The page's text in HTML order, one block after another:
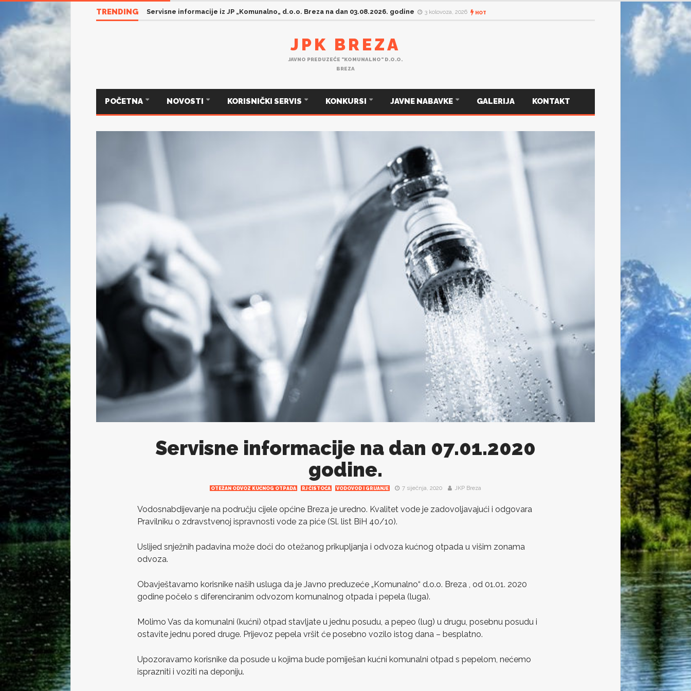
TRENDING Servisne informacije iz JP „Komunalno„ d.o.o. Breza na dan 03.08.2026. godine 3 kolovoza, 2026 HOT
JPK BREZA
JAVNO PREDUZEĆE "KOMUNALNO" D.O.O.
BREZA
POČETNA NOVOSTI KORISNIČKI SERVIS KONKURSI JAVNE NABAVKE GALERIJA KONTAKT
Servisne informacije na dan 07.01.2020
godine.
OTEŽAN ODVOZ KUĆNOG OTPADA RJ ČISTOĆA VODOVOD I GRIJANJE 7 siječnja, 2020 JKP Breza
Vodosnabdijevanje na području cijele općine Breza je uredno. Kvalitet vode je zadovoljavajući i odgovara
Pravilniku o zdravstvenoj ispravnosti vode za piće (Sl. list BiH 40/10).
Uslijed snježnih padavina može doći do otežanog prikupljanja i odvoza kućnog otpada u višim zonama
odvoza.
Obavještavamo korisnike naših usluga da je Javno preduzeće „Komunalno“ d.o.o. Breza , od 01.01. 2020
godine počelo s diferenciranim odvozom komunalnog otpada i pepela (luga).
Molimo Vas da komunalni (kućni) otpad stavljate u jednu posudu, a pepeo (lug) u drugu, posebnu posudu i
ostavite jednu pored druge. Prijevoz pepela vršit će posebno vozilo istog dana – besplatno.
Upozoravamo korisnike da posude u kojima bude pomiješan kućni komunalni otpad s pepelom, nećemo
isprazniti i voziti na deponiju.